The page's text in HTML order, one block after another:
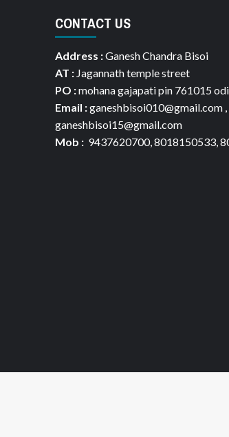
CONTACT US
Address :Ganesh Chandra Bisoi
AT :Jagannath temple street
PO :mohana gajapati pin 761015
Email :ganeshbisoi010@gmail.com ,
ganeshbisoi15@gmail.com
Mob :9437620700, 8018150533,